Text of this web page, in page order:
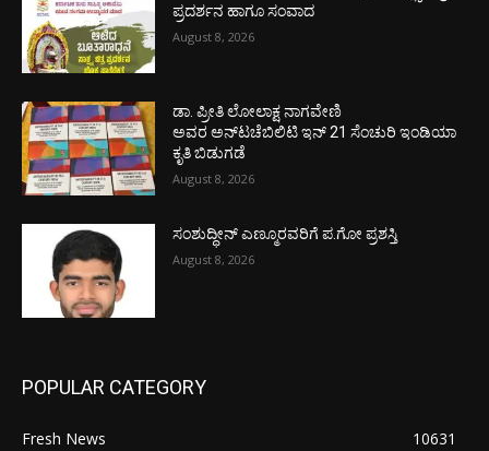
ಪ್ರದರ್ಶನ ಹಾಗೂ ಸಂವಾದ
August 8, 2026
ಡಾ. ಪ್ರೀತಿ ಲೋಲಾಕ್ಷ ನಾಗವೇಣಿ
ಅವರ ಅನ್‌ಟಚೆಬಿಲಿಟಿ ಇನ್ 21 ಸೆಂಚುರಿ ಇಂಡಿಯಾ
ಕೃತಿ ಬಿಡುಗಡೆ
August 8, 2026
ಸಂಶುದ್ಧೀನ್ ಎಣ್ಮೂರವರಿಗೆ ಪ.ಗೋ ಪ್ರಶಸ್ತಿ
August 8, 2026
POPULAR CATEGORY
Fresh News
10631